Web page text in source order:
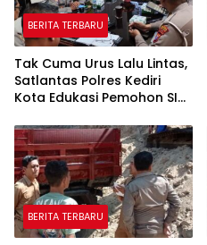
BERITA TERBARU
Tak Cuma Urus Lalu Lintas,
Satlantas Polres Kediri
Kota Edukasi Pemohon SIM
Pelatihan AI
BERITA TERBARU